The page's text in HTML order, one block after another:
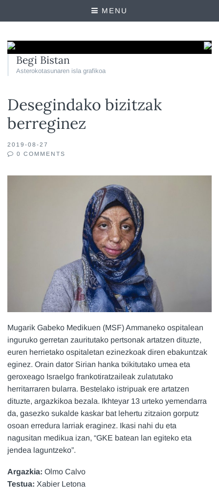
MENU
Begi Bistan
Asterokotasunaren isla grafikoa
Desegindako bizitzak
berreginez
2019-08-27
0 COMMENTS
Mugarik Gabeko Medikuen (MSF) Ammaneko ospitalean
inguruko gerretan zauritutako pertsonak artatzen dituzte,
euren herrietako ospitaletan ezinezkoak diren ebakuntzak
eginez. Orain dator Sirian hanka txikitutako umea eta
geroxeago Israelgo frankotiratzaileak zulatutako
herritarraren bularra. Bestelako istripuak ere artatzen
dituzte, argazkikoa bezala. Ikhteyar 13 urteko yemendarra
da, gasezko sukalde kaskar bat lehertu zitzaion gorputz
osoan erredura larriak eraginez. Ikasi nahi du eta
nagusitan medikua izan, “GKE batean lan egiteko eta
jendea laguntzeko”.
Argazkia: Olmo Calvo
Testua: Xabier Letona